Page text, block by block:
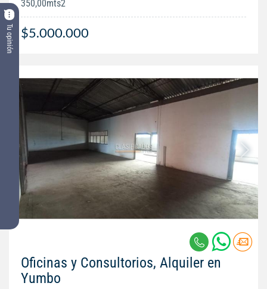
Tu opinión
350,00mts2
$5.000.000
Oficinas y Consultorios, Alquiler en
Yumbo